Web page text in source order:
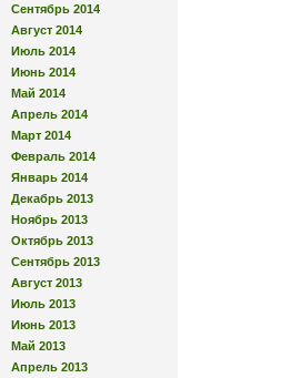
Сентябрь 2014
Август 2014
Июль 2014
Июнь 2014
Май 2014
Апрель 2014
Март 2014
Февраль 2014
Январь 2014
Декабрь 2013
Ноябрь 2013
Октябрь 2013
Сентябрь 2013
Август 2013
Июль 2013
Июнь 2013
Май 2013
Апрель 2013